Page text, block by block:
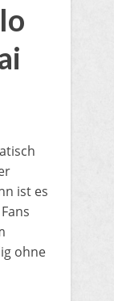
ist es
ohne